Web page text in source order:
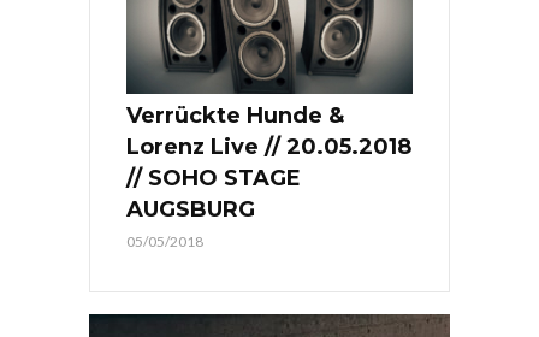
Verrückte Hunde &
Lorenz Live // 20.05.2018
// SOHO STAGE
AUGSBURG
05/05/2018